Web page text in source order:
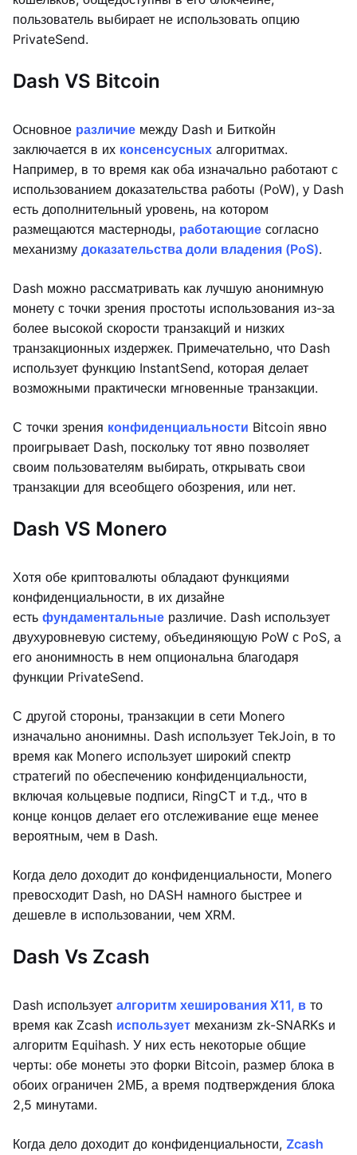
пользователь выбирает не использовать опцию
PrivateSend.
Dash VS Bitcoin
Основное различие между Dash и Биткойн
заключается в их консенсусных алгоритмах.
Например, в то время как оба изначально работают с
использованием доказательства работы (PoW), у Dash
есть дополнительный уровень, на котором
размещаются мастерноды, работающие согласно
механизму доказательства доли владения (PoS).
Dash можно рассматривать как лучшую анонимную
монету с точки зрения простоты использования из-за
более высокой скорости транзакций и низких
транзакционных издержек. Примечательно, что Dash
использует функцию InstantSend, которая делает
возможными практически мгновенные транзакции.
С точки зрения конфиденциальности Bitcoin явно
проигрывает Dash, поскольку тот явно позволяет
своим пользователям выбирать, открывать свои
транзакции для всеобщего обозрения, или нет.
Dash VS Monero
Хотя обе криптовалюты обладают функциями
конфиденциальности, в их дизайне
есть фундаментальные различие. Dash использует
двухуровневую систему, объединяющую PoW с PoS, а
его анонимность в нем опциональна благодаря
функции PrivateSend.
С другой стороны, транзакции в сети Monero
изначально анонимны. Dash использует TekJoin, в то
время как Monero использует широкий спектр
стратегий по обеспечению конфиденциальности,
включая кольцевые подписи, RingCT и т.д., что в
конце концов делает его отслеживание еще менее
вероятным, чем в Dash.
Когда дело доходит до конфиденциальности, Monero
превосходит Dash, но DASH намного быстрее и
дешевле в использовании, чем XRM.
Dash Vs Zcash
Dash использует алгоритм хеширования X11, в то
время как Zcash использует механизм zk-SNARKs и
алгоритм Equihash. У них есть некоторые общие
черты: обе монеты это форки Bitcoin, размер блока в
обоих ограничен 2МБ, а время подтверждения блока
2,5 минутами.
Когда дело доходит до конфиденциальности, Zcash